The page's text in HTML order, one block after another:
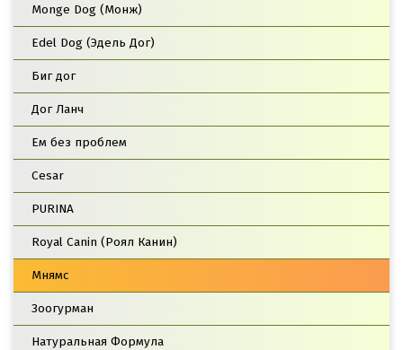
Monge Dog (Монж)
Edel Dog (Эдель Дог)
Биг дог
Дог Ланч
Ем без проблем
Cesar
PURINA
Royal Canin (Роял Канин)
Мнямс
Зоогурман
Натуральная Формула